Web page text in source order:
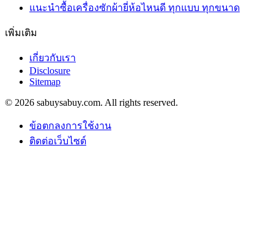
แนะนำซื้อเครื่องซักผ้ายี่ห้อไหนดี ทุกแบบ ทุกขนาด
เพิ่มเติม
เกี่ยวกับเรา
Disclosure
Sitemap
© 2026 sabuysabuy.com. All rights reserved.
ข้อตกลงการใช้งาน
ติดต่อเว็บไซต์